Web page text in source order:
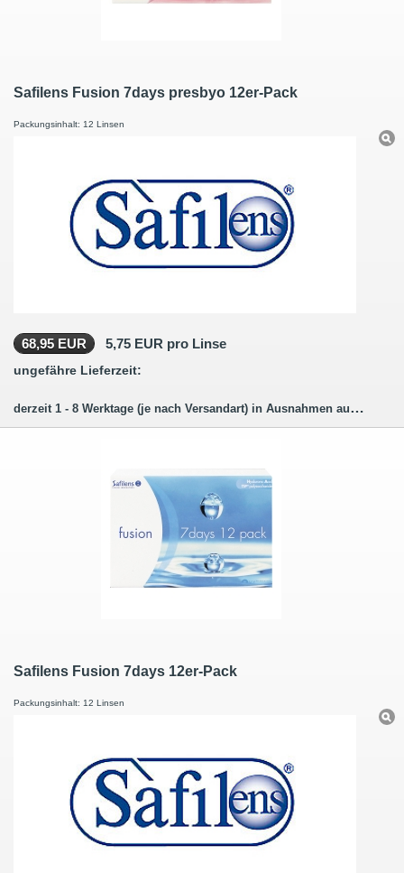
Safilens Fusion 7days presbyo 12er-Pack
Packungsinhalt: 12 Linsen
68,95 EUR 5,75 EUR pro Linse
ungefähre Lieferzeit:
derzeit 1 - 8 Werktage (je nach Versandart) in Ausnahmen auch länger.
Safilens Fusion 7days 12er-Pack
Packungsinhalt: 12 Linsen